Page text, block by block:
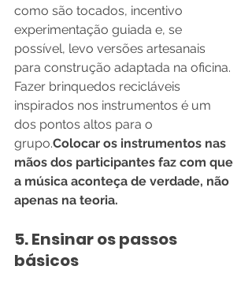
como são tocados, incentivo
experimentação guiada e, se
possível, levo versões artesanais
para construção adaptada na oficina.
Fazer brinquedos recicláveis
inspirados nos instrumentos é um
dos pontos altos para o
grupo.Colocar os instrumentos nas
mãos dos participantes faz com que
a música aconteça de verdade, não
apenas na teoria.
5. Ensinar os passos
básicos